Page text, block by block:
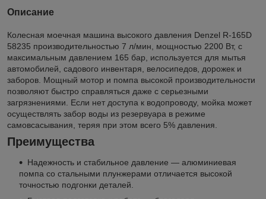
Описание
Колесная моечная машина высокого давления Denzel R-165D
58235 производительностью 7 л/мин, мощностью 2200 Вт, с
максимальным давлением 165 бар, используется для мытья
автомобилей, садового инвентаря, велосипедов, дорожек и
заборов. Мощный мотор и помпа высокой производительности
позволяют быстро справляться даже с серьезными
загрязнениями. Если нет доступа к водопроводу, мойка может
осуществлять забор воды из резервуара в режиме
самовсасывания, теряя при этом всего 5% давления.
Преимущества
Надежность и стабильное давление — алюминиевая
помпа со стальными плунжерами отличается высокой
точностью подгонки деталей.